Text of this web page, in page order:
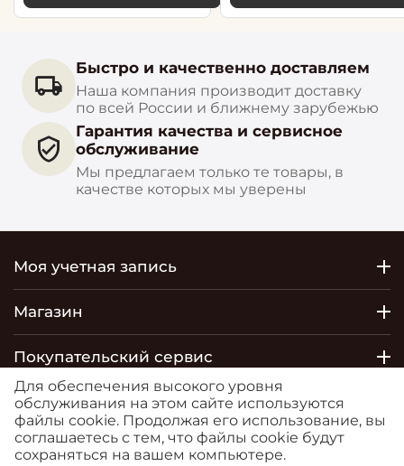
Быстро и качественно доставляем
Наша компания производит доставку
по всей России и ближнему зарубежью
Гарантия качества и сервисное
обслуживание
Мы предлагаем только те товары, в
качестве которых мы уверены
Моя учетная запись
Магазин
Покупательский сервис
Контакты
© 2026 РОСТОБОИ ДВО. Сайт
Для обеспечения высокого уровня
обслуживания на этом сайте используются
файлы cookie. Продолжая его использование, вы
соглашаетесь с тем, что файлы cookie будут
сохраняться на вашем компьютере.